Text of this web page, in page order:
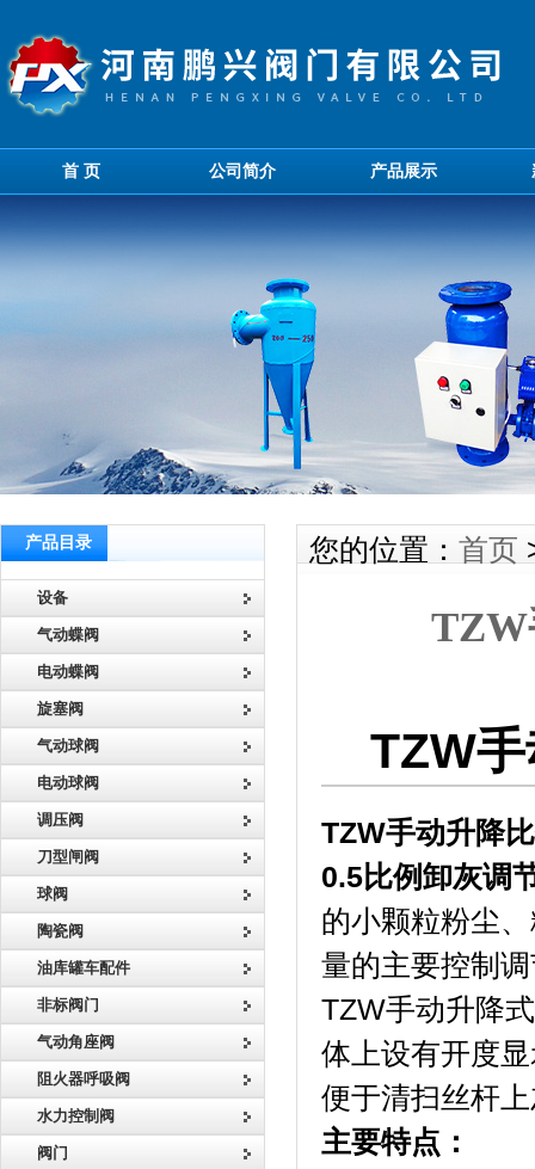
首 页 公司简介 产品展示
产品目录
设备
气动蝶阀
电动蝶阀
旋塞阀
气动球阀
电动球阀
调压阀
刀型闸阀
球阀
陶瓷阀
油库罐车配件
非标阀门
气动角座阀
阻火器呼吸阀
水力控制阀
阀门
您的位置： 首页
TZW
TZW
TZW手动升降
0.5比例卸灰调
的小颗粒粉尘
量的主要控制
TZW手动升降
体上设有开度
便于清扫丝杆
主要特点：